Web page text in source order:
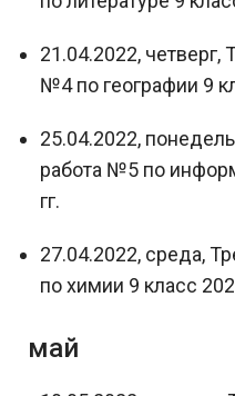
21.04.2022, четверг,
№4 по географии 9
25.04.2022,
работа №5 по
гг.
27.04.2022, среда,
по химии 9 класс
май